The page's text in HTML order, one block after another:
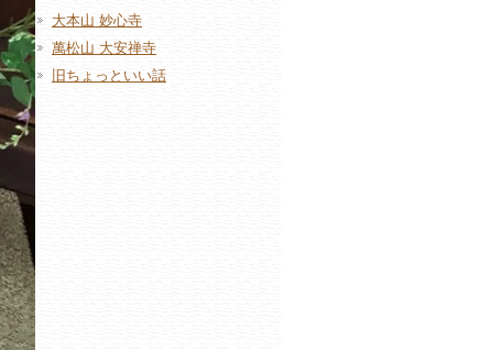
大本山 妙心寺
萬松山 大安禅寺
旧ちょっといい話